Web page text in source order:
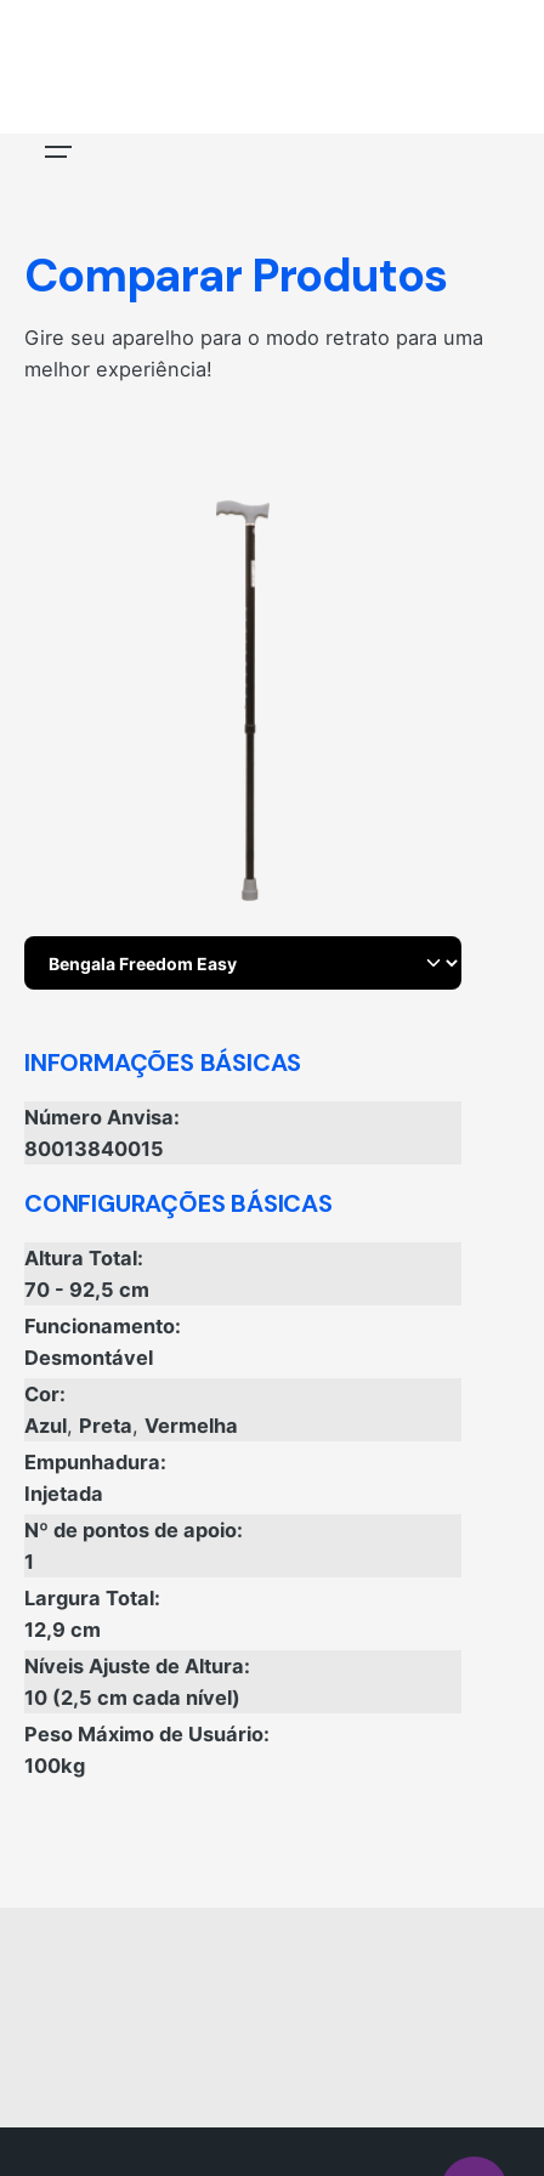
Comparar Produtos
Gire seu aparelho para o modo retrato para uma
melhor experiência!
INFORMAÇÕES BÁSICAS
Número Anvisa:
80013840015
CONFIGURAÇÕES BÁSICAS
Altura Total:
70 - 92,5 cm
Funcionamento:
Desmontável
Cor:
Azul, Preta, Vermelha
Empunhadura:
Injetada
Nº de pontos de apoio:
1
Largura Total:
12,9 cm
Níveis Ajuste de Altura:
10 (2,5 cm cada nível)
Peso Máximo de Usuário:
100kg